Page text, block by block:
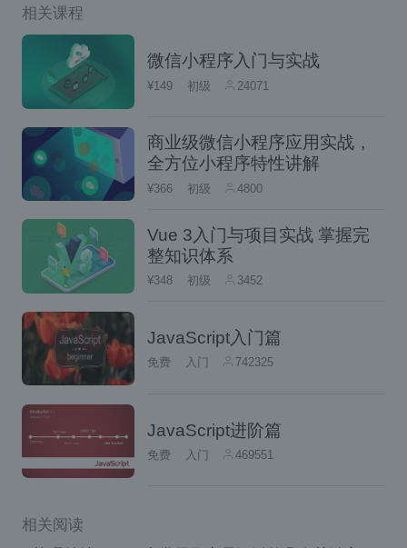
//          加new后这里又偷偷地执行
//          return person1;
var person1 = new
var person2 =
        person1
.showName();
        person1
.showQQ();
        person2
.showName
        person2
        console
.log(person1.
</script>
以上代码是由
用构造函数
function createPerson
(name, qq) {}
调用函数使用关键字new：
n1 = new createPerson()
统就是替你创建了一个空白对象
这个对象
相关课程
微信小程序入门与实战
¥149 初级 24071
商业级微信小程序应用实战，
全方位小程序特性讲解
¥366 初级 4800
Vue 3入门与项目实战 掌握完
整知识体系
¥348 初级 3452
JavaScript入门篇
免费 入门 742325
JavaScript进阶篇
免费 入门 469551
相关阅读